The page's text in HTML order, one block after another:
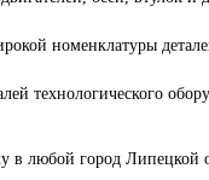
номенклатуры
технологического
в любой город Липецкой